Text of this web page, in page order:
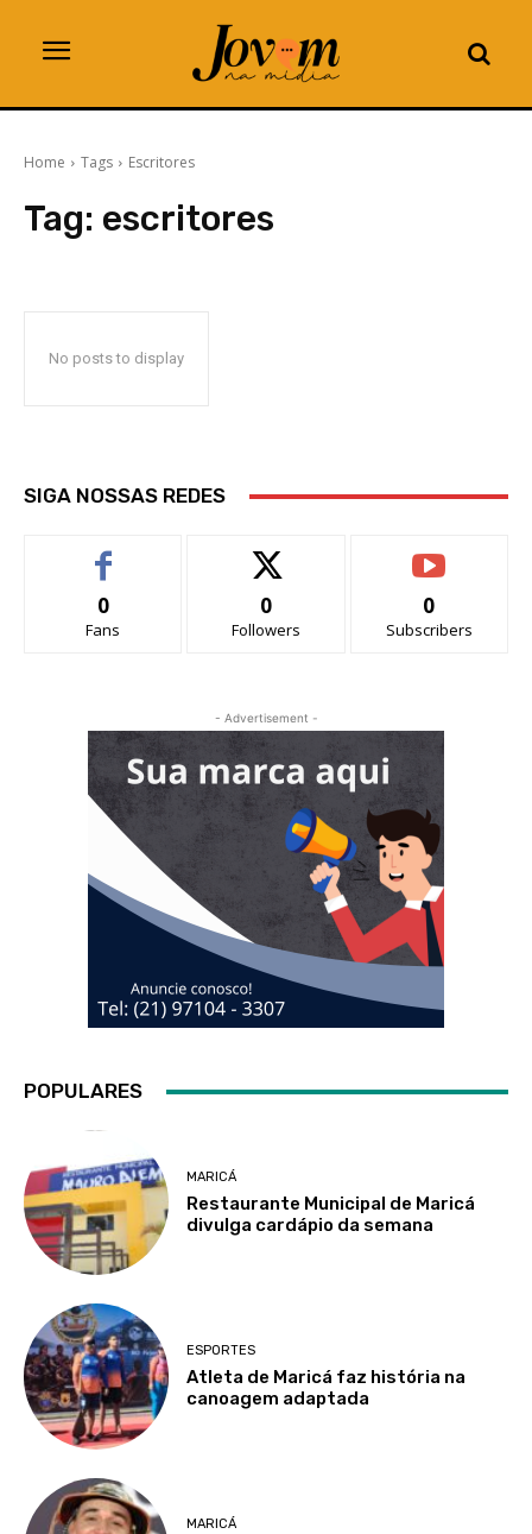
Home Tags Escritores
Tag: escritores
No posts to display
SIGA NOSSAS REDES
0
Fans
0
Followers
0
Subscribers
- Advertisement -
POPULARES
MARICÁ
Restaurante Municipal de Maricá
divulga cardápio da semana
ESPORTES
Atleta de Maricá faz história na
canoagem adaptada
MARICÁ